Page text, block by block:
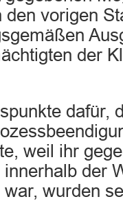
vorigen
der
dafür,
weil ihr
der
wurden